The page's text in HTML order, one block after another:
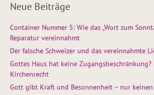
Neue Beiträge
Container Nummer 5: Wie das „Wort zum
Reparatur vereinnahmt
Der falsche Schweizer und das vereinnahmte
Gottes Haus hat keine
Kirchenrecht
Gott gibt Kraft und Besonnenheit – nur keinen